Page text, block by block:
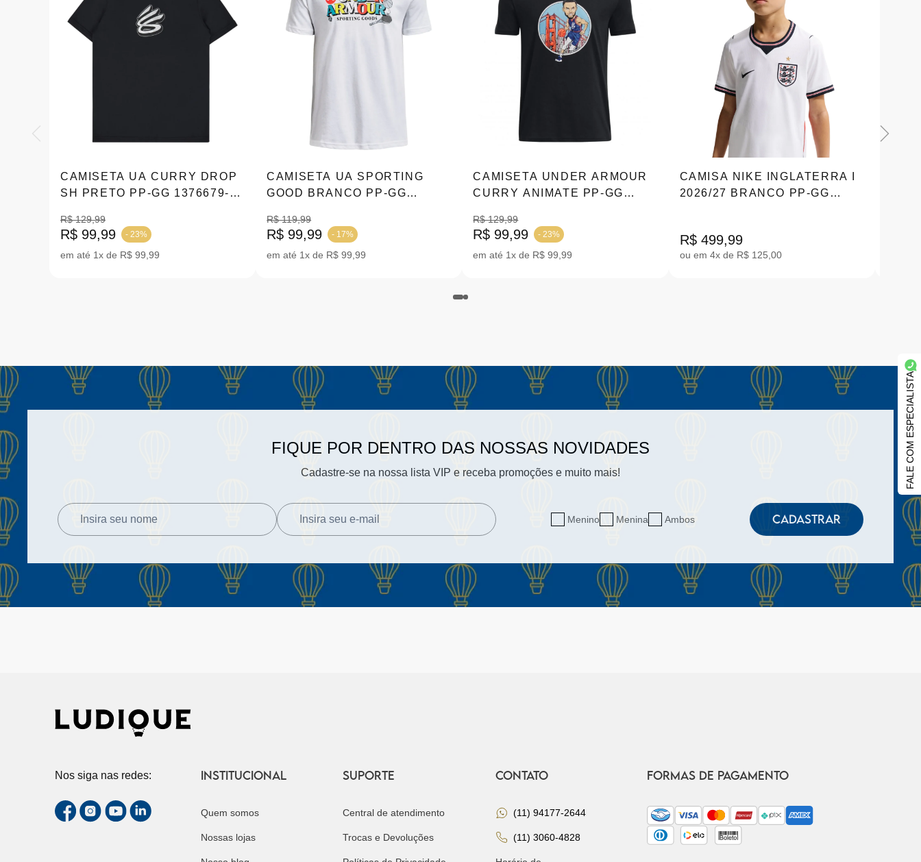
FALE COM ESPECIALISTA
CAMISETA UA CURRY DROP
SH PRETO PP-GG 1376679-
R$ 129,99
R$ 99,99 - 23%
em até 1x de R$ 99,99
CAMISETA UA SPORTING
GOOD BRANCO PP-GG
R$ 119,99
R$ 99,99 - 17%
em até 1x de R$ 99,99
CAMISETA UNDER ARMOUR
CURRY ANIMATE PP-GG
R$ 129,99
R$ 99,99 - 23%
em até 1x de R$ 99,99
CAMISA NIKE INGLATERRA I
2026/27 BRANCO PP-GG
R$ 499,99
ou em 4x de R$ 125,00
FIQUE POR DENTRO DAS NOSSAS NOVIDADES
Cadastre-se na nossa lista VIP e receba promoções e muito mais!
Menino Menina Ambos CADASTRAR
Nos siga nas redes: INSTITUCIONAL
Quem somos
Nossas lojas
SUPORTE
Central de atendimento
Trocas e Devoluções
CONTATO
(11) 94177-2644
(11) 3060-4828
FORMAS DE PAGAMENTO